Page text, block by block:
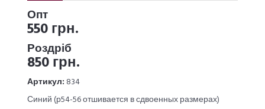
Опт
550 грн.
Роздріб
850 грн.
Артикул: 834
Синий (р54-56 отшивается в сдвоенных размерах)